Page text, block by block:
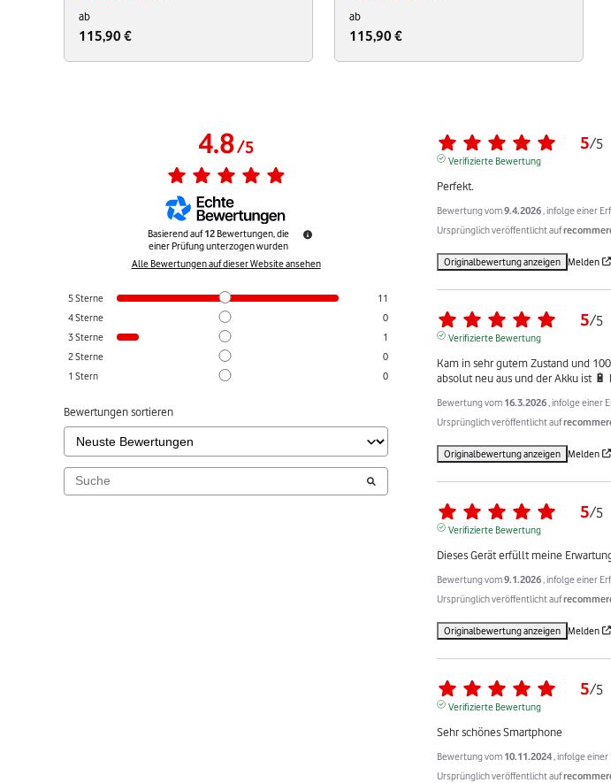
ab
115,90 €
ab
115,90 €
4.8/5
Basierend auf12 Bewertungen, die
einer Prüfung unterzogen wurden
Alle Bewertungen auf dieser Website ansehen
5Sterne
11
4Sterne
0
3Sterne
1
2Sterne
0
1 Stern 0
Bewertungen sortieren
5/5
Verifizierte Bewertung
Perfekt.
Bewertung vom9.4.2026 , infolge einer
Ursprünglich veröffentlicht auf
Originalbewertung anzeigen Melden
5/5
Verifizierte Bewertung
Kam in sehr gutem Zustand und
absolut neu aus und der Akku ist 🔋
Bewertung vom 16.3.2026 , infolge einer
Ursprünglich veröffentlicht auf
Originalbewertung anzeigen Melden
5/5
Verifizierte Bewertung
Dieses Gerät erfüllt meine
Bewertung vom9.1.2026 , infolge einer
Ursprünglich veröffentlicht auf
Originalbewertung anzeigen Melden
5/5
Verifizierte Bewertung
Sehr schönes Smartphone
Bewertung vom 10.11.2024 , infolge
Ursprünglich veröffentlicht auf